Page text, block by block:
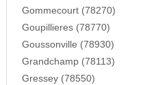
Gommecourt (78270)
Goupillieres (78770)
Goussonville (78930)
Grandchamp (78113)
Gressey (78550)